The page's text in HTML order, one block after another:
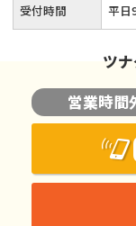
受付時間 平日
ツ
営業時間